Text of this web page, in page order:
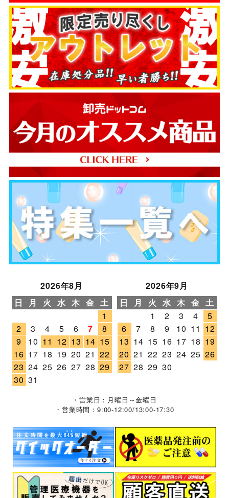
2026年8月
日
月 火 水 木 金 土
1
2
3 4 5 6 7
8
9
10 11 12 13 14 15
16 17 18 19 20 21 22
23 24 25 26 27 28 29
30 31
2026年9月
日
月 火 水 木 金 土
1
2 3 4
5
6
7 8 9 10 11 12
13 14 15 16 17 18 19
20 21 22 23 24 25 26
27 28 29 30
・営業日：月曜日～金曜日
・営業時間：9:00-12:00/13:00-17:30